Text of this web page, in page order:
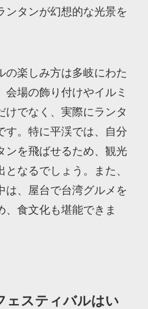
ンタンが幻想的な光景を
の楽しみ方は多岐にわた
会場の飾り付けやイルミ
けでなく、実際にランタ
す。特に平渓では、自分
ンを飛ばせるため、観光
なるでしょう。また、
は、屋台で台湾グルメを
、食文化も堪能できま
ェスティバルはい